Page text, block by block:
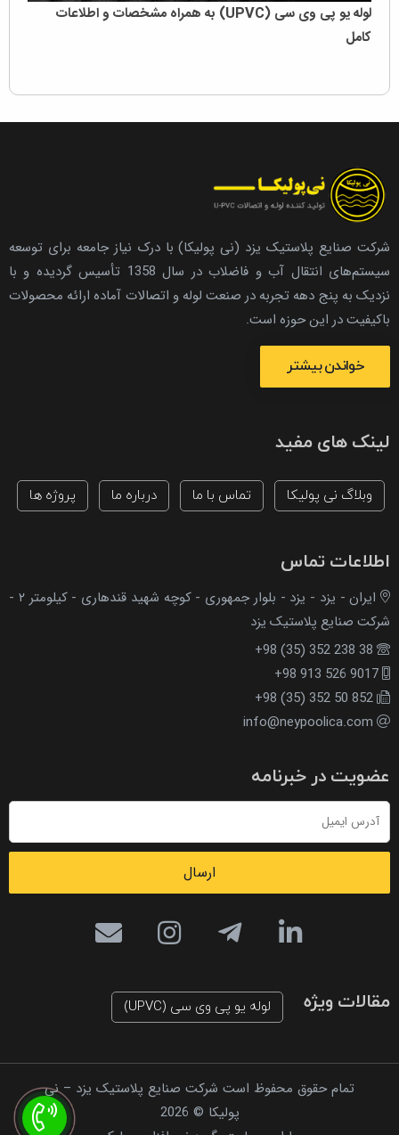
لوله یو پی وی سی (UPVC) به همراه مشخصات و اطلاعات
کامل
شرکت صنایع پلاستیک یزد (نی پولیکا) با درک نیاز جامعه برای توسعه
سیستم‌های انتقال آب و فاضلاب در سال 1358 تأسیس گردیده و با
نزدیک به پنج دهه تجربه در صنعت لوله و اتصالات آماده ارائه محصولات
باکیفیت در این حوزه است.
خواندن بیشتر
لینک های مفید
وبلاگ نی پولیکا تماس با ما درباره ما پروژه ها
اطلاعات تماس
ایران - یزد - یزد - بلوار جمهوری - کوچه شهید قندهاری - کیلومتر ۲ -
شرکت صنایع پلاستیک یزد
+98 (35) 352 238 38
+98 913 526 9017
+98 (35) 352 50 852
info@neypoolica.com
عضویت در خبرنامه
ارسال
مقالات ویژه لوله یو پی وی سی (UPVC)
تمام حقوق محفوظ است شرکت صنایع پلاستیک یزد – نی
پولیکا © 2026